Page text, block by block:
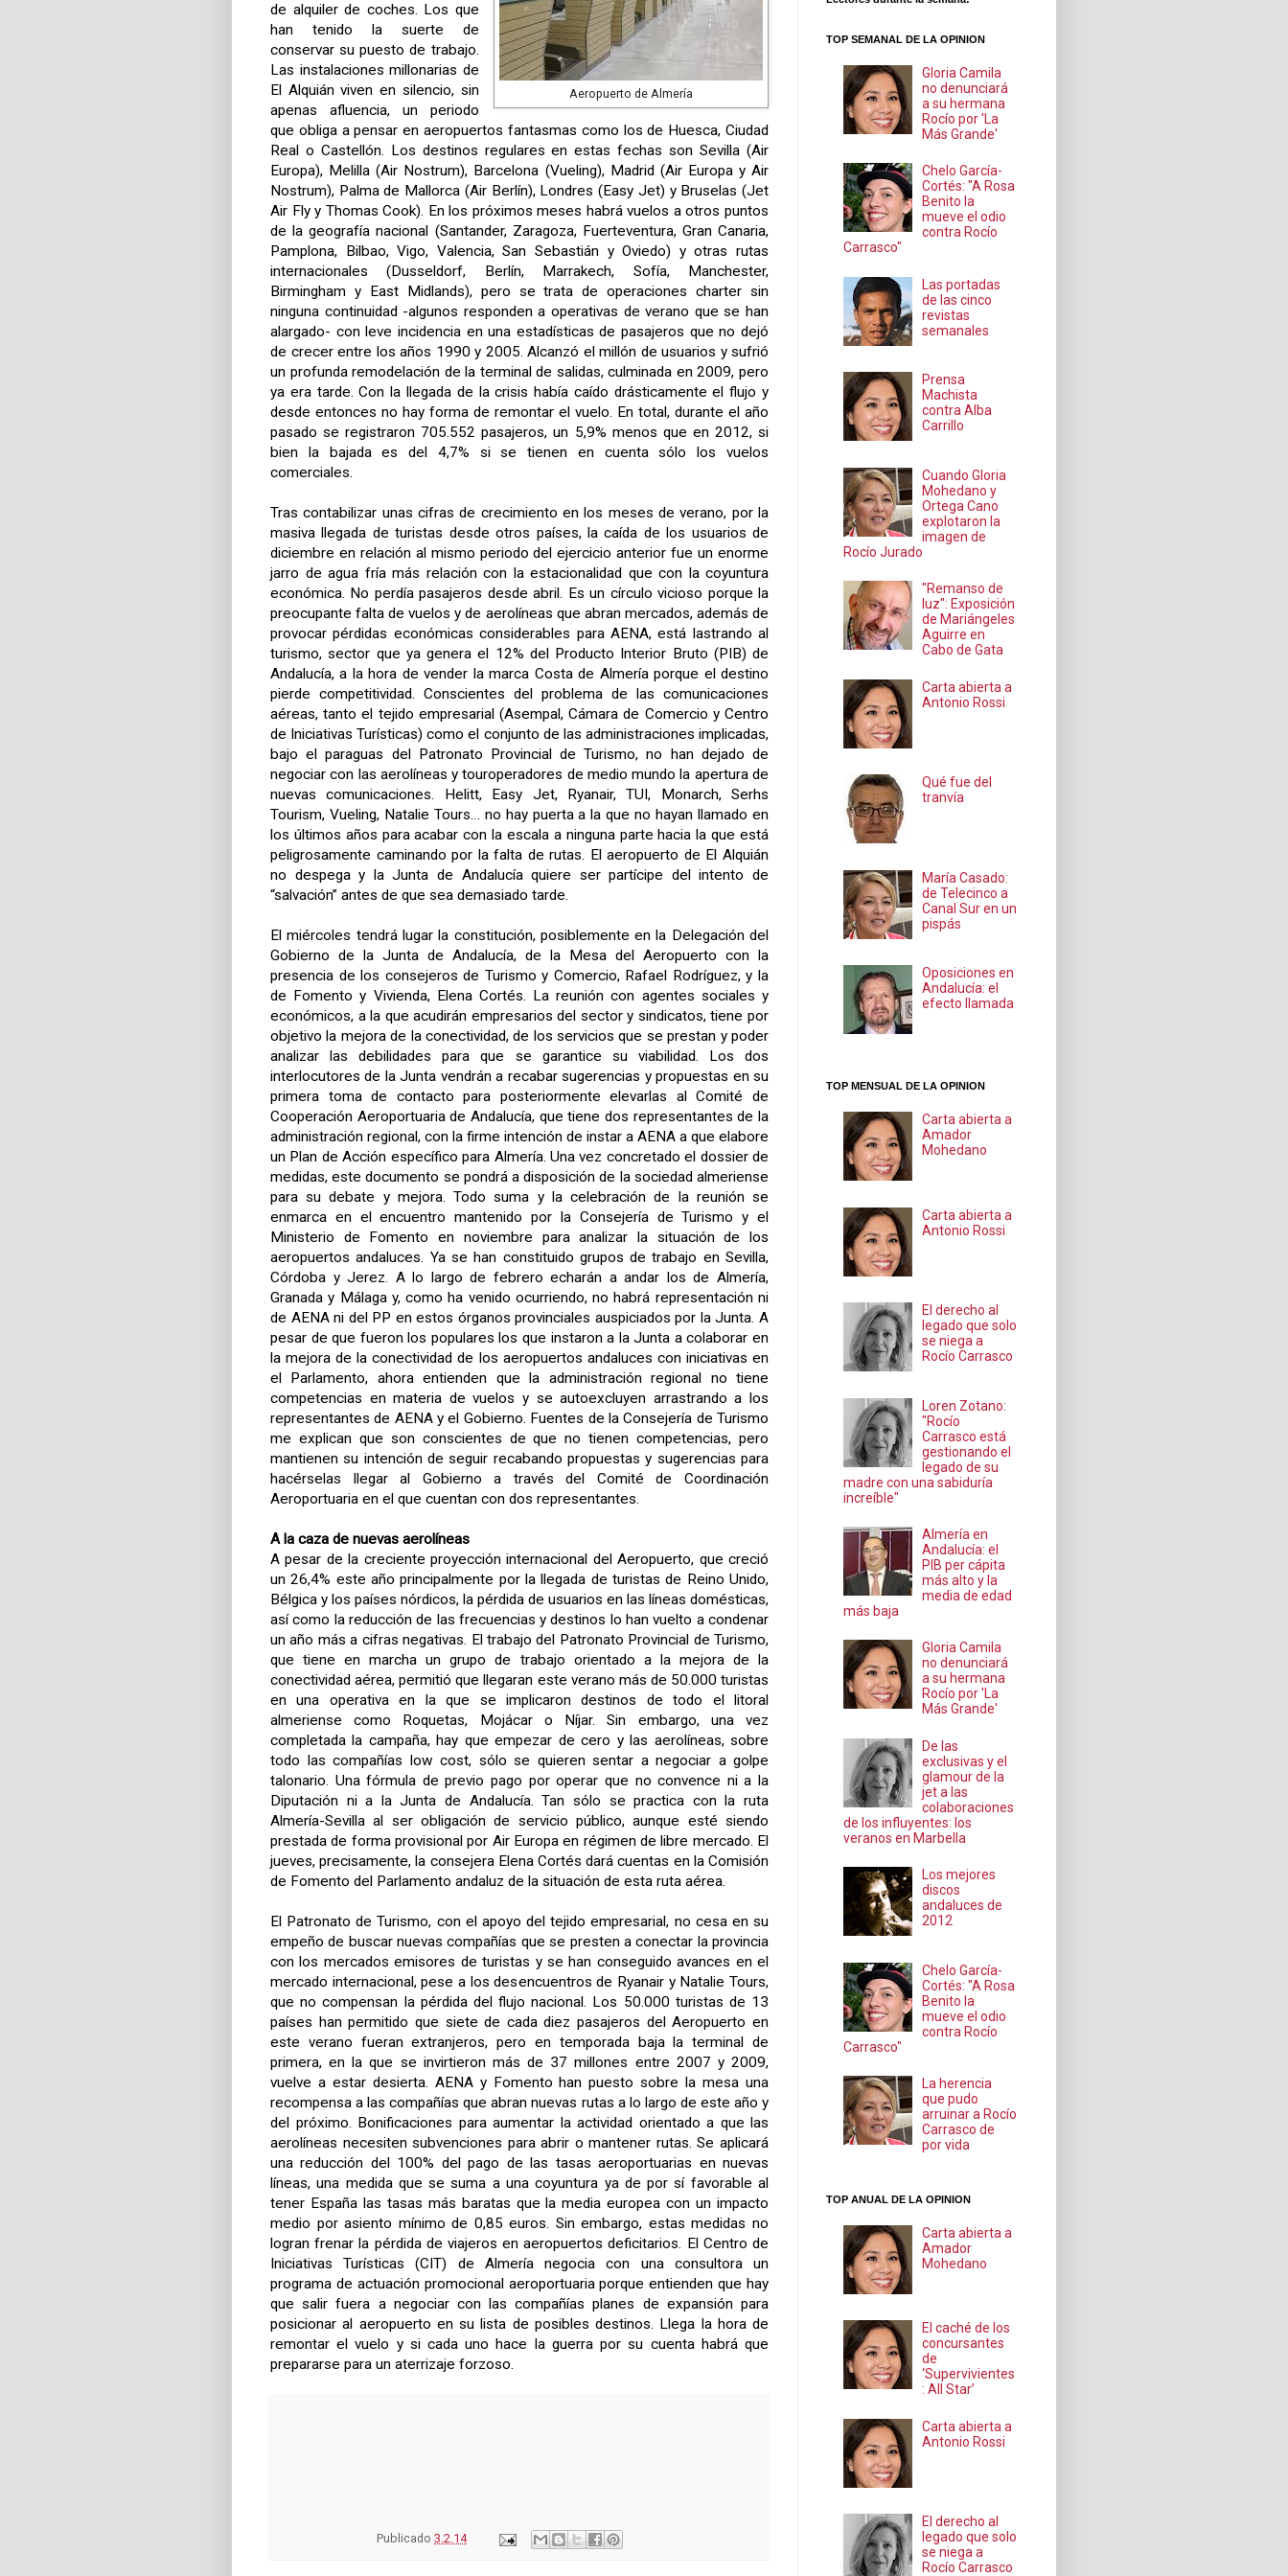
Aeropuerto de Almería
de alquiler de coches. Los que
han tenido la suerte de
conservar su puesto de trabajo.
Las instalaciones millonarias de
El Alquián viven en silencio, sin
apenas afluencia, un periodo
que obliga a pensar en aeropuertos fantasmas como los de Huesca, Ciudad
Real o Castellón. Los destinos regulares en estas fechas son Sevilla (Air
Europa), Melilla (Air Nostrum), Barcelona (Vueling), Madrid (Air Europa y Air
Nostrum), Palma de Mallorca (Air Berlín), Londres (Easy Jet) y Bruselas (Jet
Air Fly y Thomas Cook). En los próximos meses habrá vuelos a otros puntos
de la geografía nacional (Santander, Zaragoza, Fuerteventura, Gran Canaria,
Pamplona, Bilbao, Vigo, Valencia, San Sebastián y Oviedo) y otras rutas
internacionales (Dusseldorf, Berlín, Marrakech, Sofía, Manchester,
Birmingham y East Midlands), pero se trata de operaciones charter sin
ninguna continuidad -algunos responden a operativas de verano que se han
alargado- con leve incidencia en una estadísticas de pasajeros que no dejó
de crecer entre los años 1990 y 2005. Alcanzó el millón de usuarios y sufrió
un profunda remodelación de la terminal de salidas, culminada en 2009, pero
ya era tarde. Con la llegada de la crisis había caído drásticamente el flujo y
desde entonces no hay forma de remontar el vuelo. En total, durante el año
pasado se registraron 705.552 pasajeros, un 5,9% menos que en 2012, si
bien la bajada es del 4,7% si se tienen en cuenta sólo los vuelos
comerciales.
Tras contabilizar unas cifras de crecimiento en los meses de verano, por la
masiva llegada de turistas desde otros países, la caída de los usuarios de
diciembre en relación al mismo periodo del ejercicio anterior fue un enorme
jarro de agua fría más relación con la estacionalidad que con la coyuntura
económica. No perdía pasajeros desde abril. Es un círculo vicioso porque la
preocupante falta de vuelos y de aerolíneas que abran mercados, además de
provocar pérdidas económicas considerables para AENA, está lastrando al
turismo, sector que ya genera el 12% del Producto Interior Bruto (PIB) de
Andalucía, a la hora de vender la marca Costa de Almería porque el destino
pierde competitividad. Conscientes del problema de las comunicaciones
aéreas, tanto el tejido empresarial (Asempal, Cámara de Comercio y Centro
de Iniciativas Turísticas) como el conjunto de las administraciones implicadas,
bajo el paraguas del Patronato Provincial de Turismo, no han dejado de
negociar con las aerolíneas y touroperadores de medio mundo la apertura de
nuevas comunicaciones. Helitt, Easy Jet, Ryanair, TUI, Monarch, Serhs
Tourism, Vueling, Natalie Tours… no hay puerta a la que no hayan llamado en
los últimos años para acabar con la escala a ninguna parte hacia la que está
peligrosamente caminando por la falta de rutas. El aeropuerto de El Alquián
no despega y
la Junta de Andalucía quiere ser partícipe del intento de
“salvación” antes de que sea demasiado tarde.
El miércoles tendrá lugar la constitución, posiblemente en la Delegacióndel
Gobierno de
la Junta de Andalucía, de la Mesa del Aeropuerto con la
presencia de los consejeros de Turismo y Comercio, Rafael Rodríguez, y la
de Fomento y Vivienda, Elena Cortés. La reunión con agentes sociales y
económicos, a la que acudirán empresarios del sector y sindicatos, tiene por
objetivo la mejora de la conectividad, de los servicios que se prestan y poder
analizar las debilidades para que se garantice su viabilidad. Los dos
interlocutores de la Junta vendrán a recabar sugerencias y propuestas en su
primera toma de contacto para posteriormente elevarlas al Comité de
Cooperación Aeroportuaria de Andalucía, que tiene dos representantes de la
administración regional, con la firme intención de instar a AENA a que elabore
un Plan de Acción específico para Almería. Una vez concretado el dossier de
medidas, este documento se pondrá a disposición de la sociedad almeriense
para su debate y mejora. Todo suma y la celebración de la reunión se
enmarca en el encuentro mantenido por
la Consejeríade Turismo y el
Ministerio de Fomento en noviembre para analizar la situación de los
aeropuertos andaluces. Ya se han constituido grupos de trabajo en Sevilla,
Córdoba y Jerez. A lo largo de febrero echarán a andar los de Almería,
Granada y Málaga y, como ha venido ocurriendo, no habrá representación ni
de AENA ni del PP en estos órganos provinciales auspiciados por la Junta. A
pesar de que fueron los populares los que instaron a la Junta a colaborar en
la mejora de la conectividad de los aeropuertos andaluces con iniciativas en
el Parlamento, ahora entienden que la administración regional no tiene
competencias en materia de vuelos y se autoexcluyen arrastrando a los
representantes de AENA y el Gobierno. Fuentes de la Consejería de Turismo
me explican que son conscientes de que no tienen competencias, pero
mantienen su intención de seguir recabando propuestas y sugerencias para
hacérselas llegar al Gobierno a través del Comité de Coordinación
Aeroportuaria en el que cuentan con dos representantes.
A la caza de nuevas aerolíneas
A pesar de la creciente proyección internacional del Aeropuerto, que creció
un 26,4% este año principalmente por la llegada de turistas de Reino Unido,
Bélgica y los países nórdicos, la pérdida de usuarios en las líneas domésticas,
así como la reducción de las frecuencias y destinos lo han vuelto a condenar
un año más a cifras negativas. El trabajo del Patronato Provincial de Turismo,
que tiene en marcha un grupo de trabajo orientado a la mejora de la
conectividad aérea, permitió que llegaran este verano más de 50.000 turistas
en una operativa en la que se implicaron destinos de todo el litoral
almeriense como Roquetas, Mojácar o Níjar. Sin embargo, una vez
completada la campaña, hay que empezar de cero y las aerolíneas, sobre
todo las compañías low cost, sólo se quieren sentar a negociar a golpe
talonario. Una fórmula de previo pago por operar que no convence ni a la
Diputación ni a la Junta de Andalucía. Tan sólo se practica con la ruta
Almería-Sevilla al ser obligación de servicio público, aunque esté siendo
prestada de forma provisional por Air Europa en régimen de libre mercado. El
jueves, precisamente, la consejera Elena Cortés dará cuentas en la Comisión
de Fomento del Parlamento andaluz de la situación de esta ruta aérea.
El Patronato de Turismo, con el apoyo del tejido empresarial, no cesa en su
empeño de buscar nuevas compañías que se presten a conectar la provincia
con los mercados emisores de turistas y se han conseguido avances en el
mercado internacional, pese a los desencuentros de Ryanair y Natalie Tours,
que no compensan la pérdida del flujo nacional. Los 50.000 turistas de 13
países han permitido que siete de cada diez pasajeros del Aeropuerto en
este verano fueran extranjeros, pero en temporada baja la terminal de
primera, en la que se invirtieron más de 37 millones entre 2007 y 2009,
vuelve a estar desierta. AENA y Fomento han puesto sobre la mesa una
recompensa a las compañías que abran nuevas rutas a lo largo de este año y
del próximo. Bonificaciones para aumentar la actividad orientado a que las
aerolíneas necesiten subvenciones para abrir o mantener rutas. Se aplicará
una reducción del 100% del pago de las tasas aeroportuarias en nuevas
líneas, una medida que se suma a una coyuntura ya de por sí favorable al
tener España las tasas más baratas que la media europea con un impacto
medio por asiento mínimo de 0,85 euros. Sin embargo, estas medidas no
logran frenar la pérdida de viajeros en aeropuertos deficitarios. El Centro de
Iniciativas Turísticas (CIT) de Almería negocia con una consultora un
programa de actuación promocional aeroportuaria porque entienden que hay
que salir fuera a negociar con las compañías planes de expansión para
posicionar al aeropuerto en su lista de posibles destinos. Llega la hora de
remontar el vuelo y si cada uno hace la guerra por su cuenta habrá que
prepararse para un aterrizaje forzoso.
Publicado 3.2.14
TOP SEMANAL DE LA OPINION
Gloria Camila
no denunciará
a su hermana
Rocío por 'La
Más Grande'
Chelo García-
Cortés: "A Rosa
Benito la
mueve el odio
contra Rocío
Carrasco"
Las portadas
de las cinco
revistas
semanales
Prensa
Machista
contra Alba
Carrillo
Cuando Gloria
Mohedano y
Ortega Cano
explotaron la
imagen de
Rocío Jurado
"Remanso de
luz": Exposición
de Mariángeles
Aguirre en
Cabo de Gata
Carta abierta a
Antonio Rossi
Qué fue del
tranvía
María Casado:
de Telecinco a
Canal Sur en un
pispás
Oposiciones en
Andalucía: el
efecto llamada
TOP MENSUAL DE LA OPINION
Carta abierta a
Amador
Mohedano
Carta abierta a
Antonio Rossi
El derecho al
legado que solo
se niega a
Rocío Carrasco
Loren Zotano:
"Rocío
Carrasco está
gestionando el
legado de su
madre con una sabiduría
increíble"
Almería en
Andalucía: el
PIB per cápita
más alto y la
media de edad
más baja
Gloria Camila
no denunciará
a su hermana
Rocío por 'La
Más Grande'
De las
exclusivas y el
glamour de la
jet a las
colaboraciones
de los influyentes: los
veranos en Marbella
Los mejores
discos
andaluces de
2012
Chelo García-
Cortés: "A Rosa
Benito la
mueve el odio
contra Rocío
Carrasco"
La herencia
que pudo
arruinar a Rocío
Carrasco de
por vida
TOP ANUAL DE LA OPINION
Carta abierta a
Amador
Mohedano
El caché de los
concursantes
de
‘Supervivientes
: All Star’
Carta abierta a
Antonio Rossi
El derecho al
legado que solo
se niega a
Rocío Carrasco